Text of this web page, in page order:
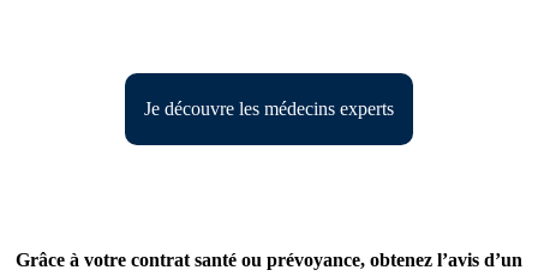
Je découvre les médecins experts
Grâce à votre contrat santé ou prévoyance, obtenez l’avis d’un